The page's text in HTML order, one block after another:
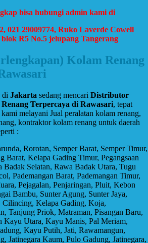
bisa hubungi admin kami di
021 29009774, Ruko Laverde Cowell
R5 No.5 jelupang Tangerang
Kolam Renang
di Jakarta sedang mencari Distributor
Terpercaya di Rawasari, tepat
melayani Jual peralatan kolam renang,
kontraktor kolam renang untuk daerah
:
Rorotan, Semper Barat, Semper Timur,
Barat, Kelapa Gading Timur, Pegangsaan
Selatan, Rawa Badak Utara, Tugu
Pademangan Barat, Pademangan Timur,
Pejagalan, Penjaringan, Pluit, Kebon
Bambu, Sunter Agung, Sunter Jaya,
Cilincing, Kelapa Gading, Koja,
Tanjung Priok, Matraman, Pisangan Baru,
Kayu Utara, Kayu Manis, Pal Meriam,
Kayu Putih, Jati, Rawamangun,
Jatinegara Kaum, Pulo Gadung, Jatinegara,